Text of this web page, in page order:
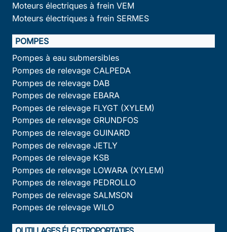
Moteurs électriques à frein VEM
Moteurs électriques à frein SERMES
POMPES
Pompes à eau submersibles
Pompes de relevage CALPEDA
Pompes de relevage DAB
Pompes de relevage EBARA
Pompes de relevage FLYGT (XYLEM)
Pompes de relevage GRUNDFOS
Pompes de relevage GUINARD
Pompes de relevage JETLY
Pompes de relevage KSB
Pompes de relevage LOWARA (XYLEM)
Pompes de relevage PEDROLLO
Pompes de relevage SALMSON
Pompes de relevage WILO